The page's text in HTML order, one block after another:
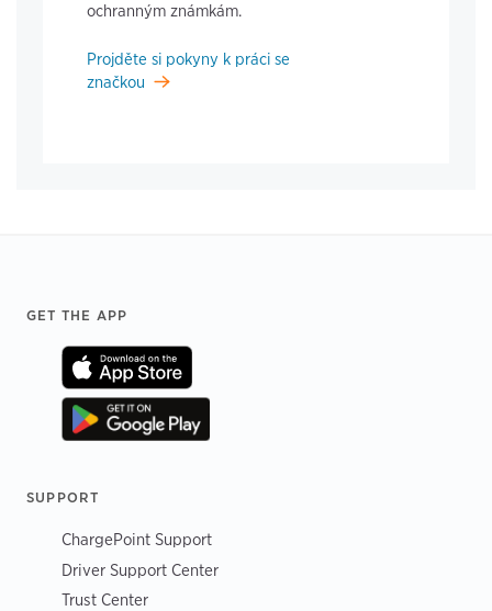
ochranným známkám.
Projděte si pokyny k práci se
značkou
Footer
GET THE APP
SUPPORT
ChargePoint Support
Driver Support Center
Trust Center